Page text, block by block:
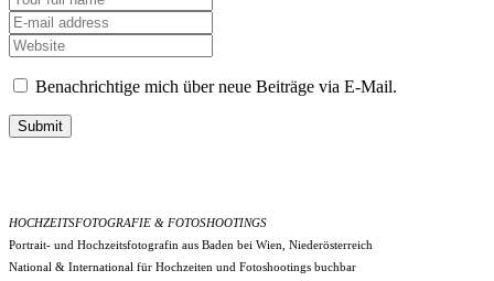
Benachrichtige mich über neue Beiträge via E-Mail.
Submit
HOCHZEITSFOTOGRAFIE & FOTOSHOOTINGS
Portrait- und Hochzeitsfotografin aus Baden bei Wien, Niederösterreich
National & International für Hochzeiten und Fotoshootings buchbar